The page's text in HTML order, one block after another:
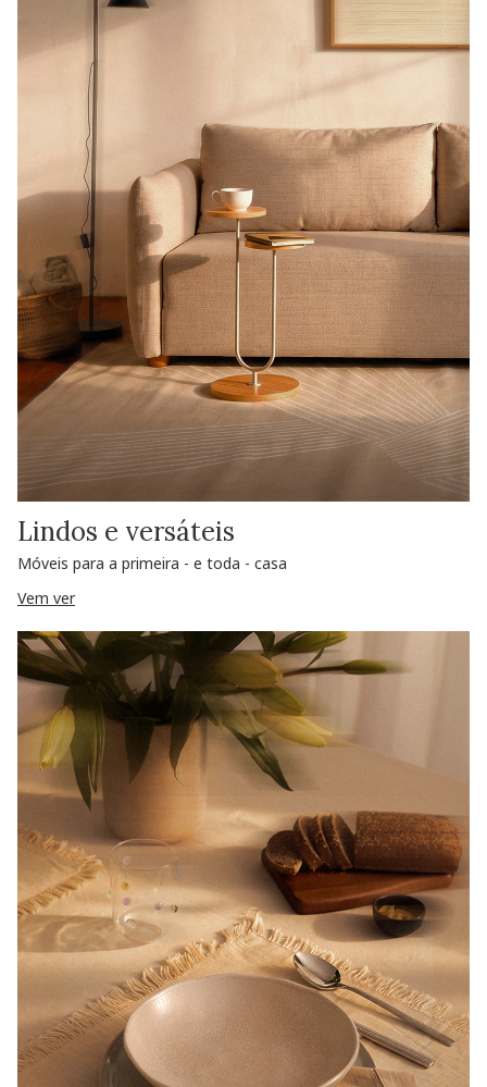
Lindos e versáteis
Móveis para a primeira - e toda - casa
Vem ver